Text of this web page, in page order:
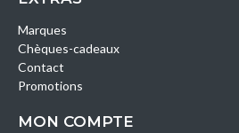
Marques
Chèques-cadeaux
Contact
Promotions
MON COMPTE